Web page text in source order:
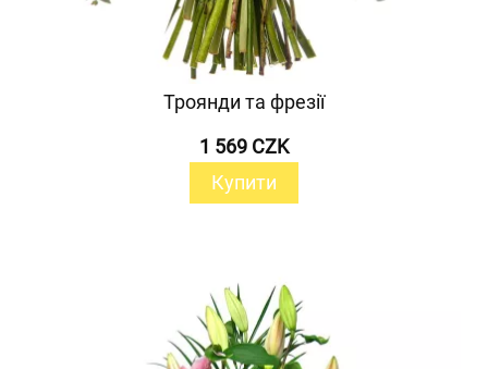
Троянди та фрезії
1 569 CZK
Купити